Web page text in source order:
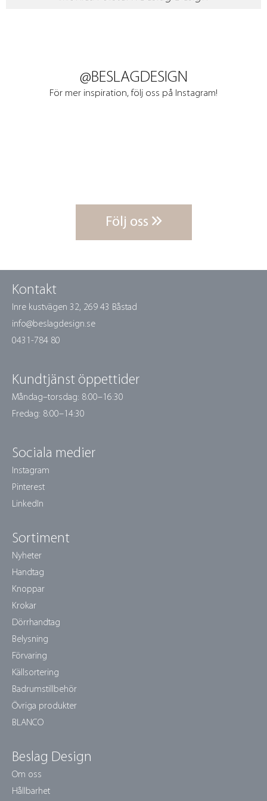
@BESLAGDESIGN
För mer inspiration, följ oss på Instagram!
Följ oss
Kontakt
Inre kustvägen 32, 269 43 Båstad
info@beslagdesign.se
0431-784 80
Kundtjänst öppettider
Måndag–torsdag: 8:00–16:30
Fredag: 8:00–14:30
Sociala medier
Instagram
Pinterest
LinkedIn
Sortiment
Nyheter
Handtag
Knoppar
Krokar
Dörrhandtag
Belysning
Förvaring
Källsortering
Badrumstillbehör
Övriga produkter
BLANCO
Beslag Design
Om oss
Hållbarhet